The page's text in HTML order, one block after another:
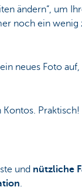
ändern“, um
noch ein wenig
neues Foto
Praktisch!
und nützliche
.